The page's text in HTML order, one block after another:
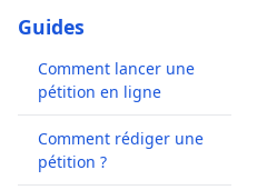
Guides
Comment lancer une
pétition en ligne
Comment rédiger une
pétition ?